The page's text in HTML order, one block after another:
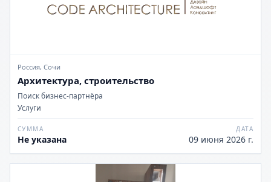
Россия, Сочи
Архитектура, строительство
Поиск бизнес-партнёра
Услуги
СУММА
Не указана
ДАТА
09 июня 2026 г.